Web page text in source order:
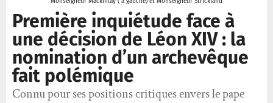
Première inquiétude face à
une décision de Léon XIV : la
nomination d’un archevêque
fait polémique
Connu pour ses positions critiques envers le pape